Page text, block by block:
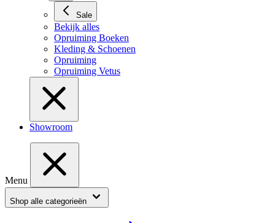
Sale
Bekijk alles
Opruiming Boeken
Kleding & Schoenen
Opruiming
Opruiming Vetus
Showroom
Menu
Shop alle categorieën